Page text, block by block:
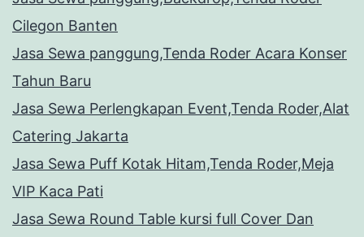
Cilegon Banten
Jasa Sewa panggung,Tenda Roder Acara Konser
Tahun Baru
Jasa Sewa Perlengkapan Event,Tenda Roder,Alat
Catering Jakarta
Jasa Sewa Puff Kotak Hitam,Tenda Roder,Meja
VIP Kaca Pati
Jasa Sewa Round Table kursi full Cover Dan